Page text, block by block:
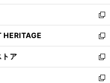
ウ
で
開
く
ン
ド
ウ
で
開
く
新
し
い
ウ
ィ
ン
ド
新
し
い
ウ
ィ
トア
新
し
い
新